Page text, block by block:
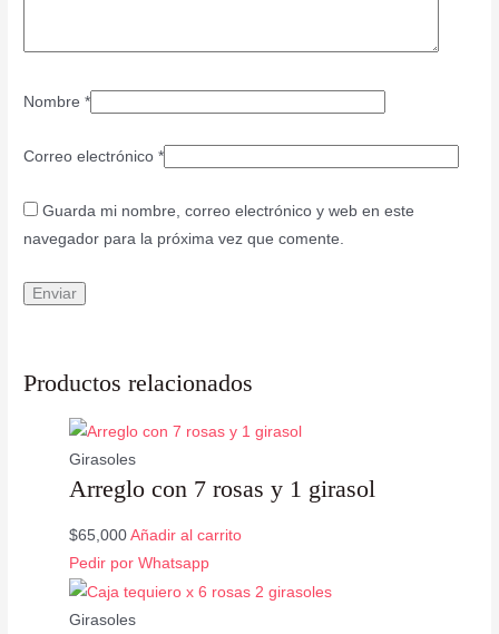
Nombre*
Correo electrónico*
Guarda mi nombre, correo electrónico y web en este
navegador para la próxima vez que comente.
Productos relacionados
Girasoles
Arreglo con 7 rosas y 1 girasol
$65,000 Añadir al carrito
Pedir por Whatsapp
Girasoles